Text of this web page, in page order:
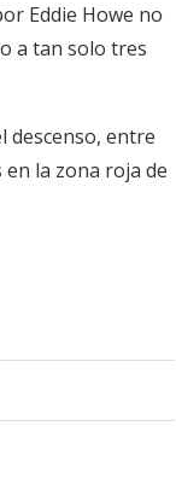
Eddie Howe no
a tan solo tres
descenso, entre
la zona roja de